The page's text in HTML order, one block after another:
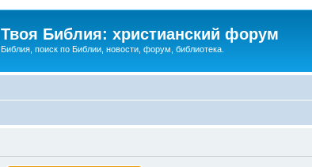
Твоя Библия: христианский форум
Библия, поиск по Библии, новости, форум, библиотека.